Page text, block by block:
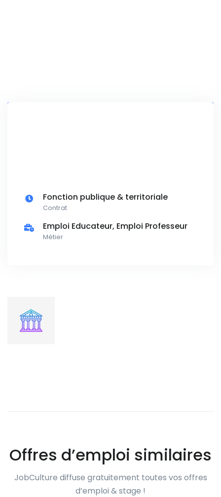
Fonction publique & territoriale
Contrat
Emploi Educateur, Emploi Professeur
Métier
Offres d’emploi similaires
JobCulture diffuse gratuitement toutes vos offres
d’emploi & stage !